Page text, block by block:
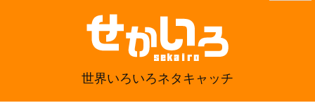
世界いろいろネタキャッチ